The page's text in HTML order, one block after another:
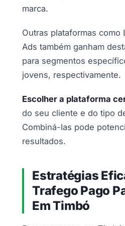
marca.
Outras plataformas como
Ads também ganham
para segmentos
jovens, respectivamente.
Escolher a plataforma
do seu cliente e do tipo
Combiná-las pode
resultados.
Estratégias
Trafego Pago
Em Timbó